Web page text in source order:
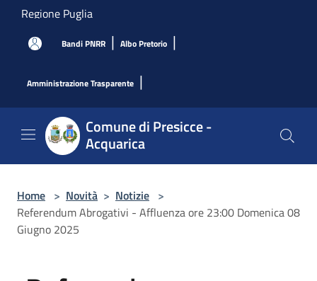
Salta al contenuto principale
Regione Puglia
Bandi PNRR | Albo Pretorio |
Amministrazione Trasparente |
Comune di Presicce -
Acquarica
Home > Novità > Notizie >
Referendum Abrogativi - Affluenza ore 23:00 Domenica 08
Giugno 2025